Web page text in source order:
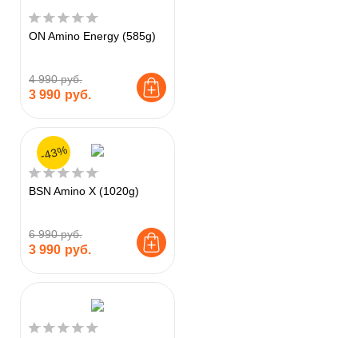
ON Amino Energy (585g)
4 990 руб.
3 990 руб.
BSN Amino X (1020g)
6 990 руб.
3 990 руб.
-43%